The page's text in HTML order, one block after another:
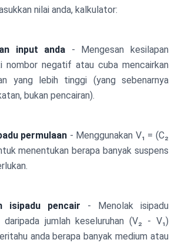
nilai anda, kalkulator:
input anda - Mengesan kesilapan
nombor negatif atau cuba mencairkan
yang lebih tinggi (yang sebenarnya
bukan pencairan).
permulaan - Menggunakan V₁ = (C₂
menentukan berapa banyak suspens
isipadu pencair - Menolak isipadu
jumlah keseluruhan (V₂ - V₁)
anda berapa banyak medium atau